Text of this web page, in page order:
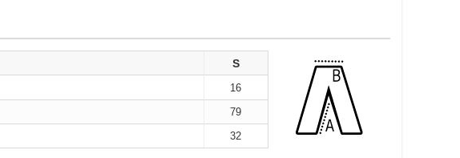
S
16
79
32